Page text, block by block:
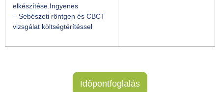
elkészítése.Ingyenes
– Sebészeti röntgen és CBCT
vizsgálat költségtérítéssel
Időpontfoglalás